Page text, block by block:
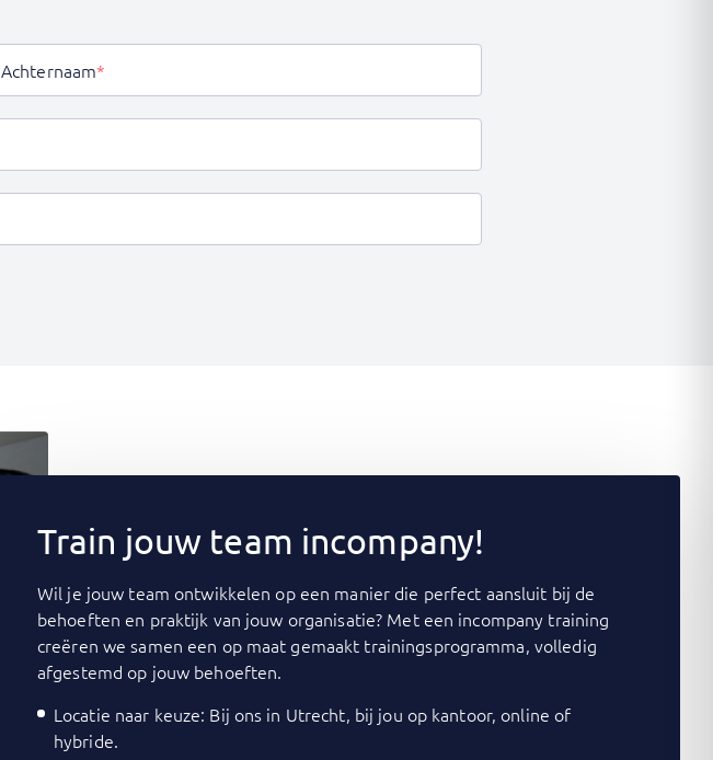
Achternaam*
Train jouw team incompany!
Wil je jouw team ontwikkelen op een manier die perfect aansluit bij de
behoeften en praktijk van jouw organisatie? Met een incompany training
creëren we samen een op maat gemaakt trainingsprogramma, volledig
afgestemd op jouw behoeften.
Locatie naar keuze: Bij ons in Utrecht, bij jou op kantoor, online of
hybride.